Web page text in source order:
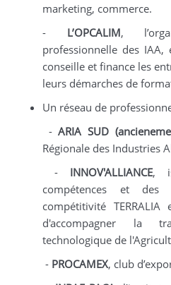
marketing, commerce.
- L’OPCALIM,
professionnelle des
conseille et finance les
leurs démarches de
Un réseau de
-ARIA SUD
Régionale des Industries
- INNOV'ALLIANCE,
compétences et
compétitivité
d'accompagner la
technologique de
- PROCAMEX, club